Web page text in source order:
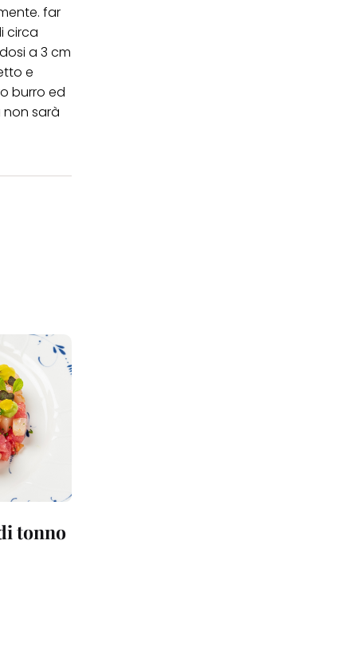
far
circa
a 3 cm
e
burro ed
sarà
tonno
cookie e consentirli
e al trattamento dei
tecnicamente